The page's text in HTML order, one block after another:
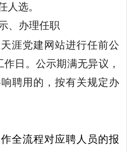
人选。
、办理任职
天涯党建网站进行任前公
作日 。 公示期满无异议 ，
聘用的，按有关规定办
全流程对应聘人员的报